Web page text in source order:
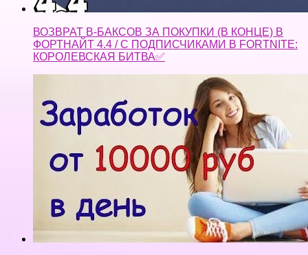
ВОЗВРАТ В-БАКСОВ ЗА ПОКУПКИ (В КОНЦЕ) В
ФОРТНАЙТ 4.4 / С ПОДПИСЧИКАМИ В FORTNITE:
КОРОЛЕВСКАЯ БИТВА✅